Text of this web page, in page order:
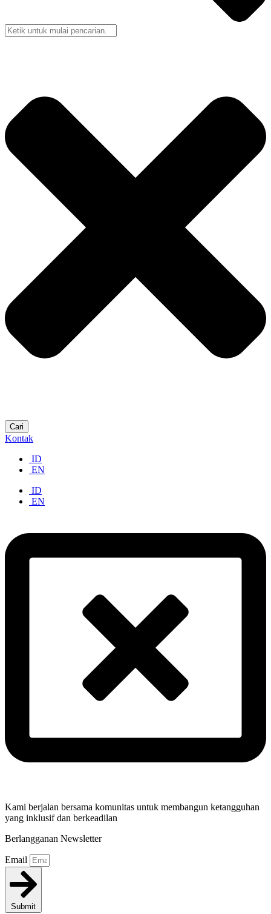
Cari
Kontak
ID
EN
ID
EN
Kami berjalan bersama komunitas untuk membangun ketangguhan
yang inklusif dan berkeadilan
Berlangganan Newsletter
Email
Submit